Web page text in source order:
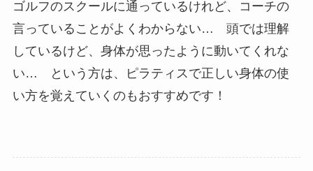
ゴルフのスクールに通っているけれど、コーチの
言っていることがよくわからない… 頭では理解
しているけど、身体が思ったように動いてくれな
い… という方は、ピラティスで正しい身体の使
い方を覚えていくのもおすすめです！